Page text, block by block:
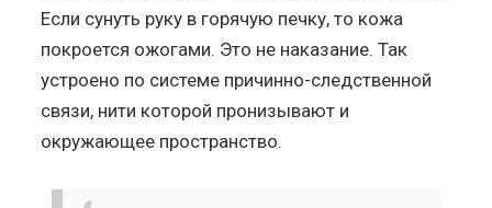
Если сунуть руку в горячую печку, то кожа
покроется ожогами. Это не наказание. Так
устроено по системе причинно-следственной
связи, нити которой пронизывают и
окружающее пространство.